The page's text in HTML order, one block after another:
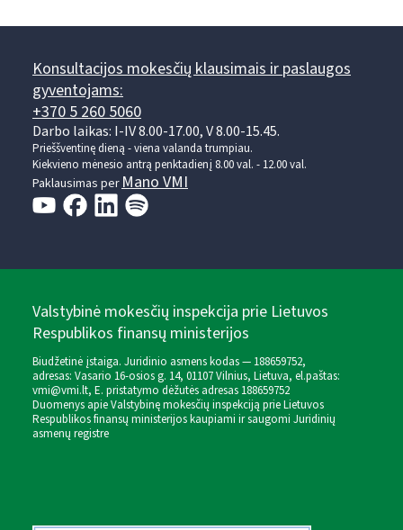
Konsultacijos mokesčių klausimais ir paslaugos
gyventojams:
+370 5 260 5060
Darbo laikas: I-IV 8.00-17.00, V 8.00-15.45.
Prieššventinę dieną - viena valanda trumpiau.
Kiekvieno mėnesio antrą penktadienį 8.00 val. - 12.00 val.
Paklausimas per Mano VMI
Valstybinė mokesčių inspekcija prie Lietuvos
Respublikos finansų ministerijos
Biudžetinė įstaiga. Juridinio asmens kodas — 188659752,
adresas: Vasario 16-osios g. 14, 01107 Vilnius, Lietuva, el.paštas:
vmi@vmi.lt, E. pristatymo dėžutės adresas 188659752
Duomenys apie Valstybinę mokesčių inspekciją prie Lietuvos
Respublikos finansų ministerijos kaupiami ir saugomi Juridinių
asmenų registre